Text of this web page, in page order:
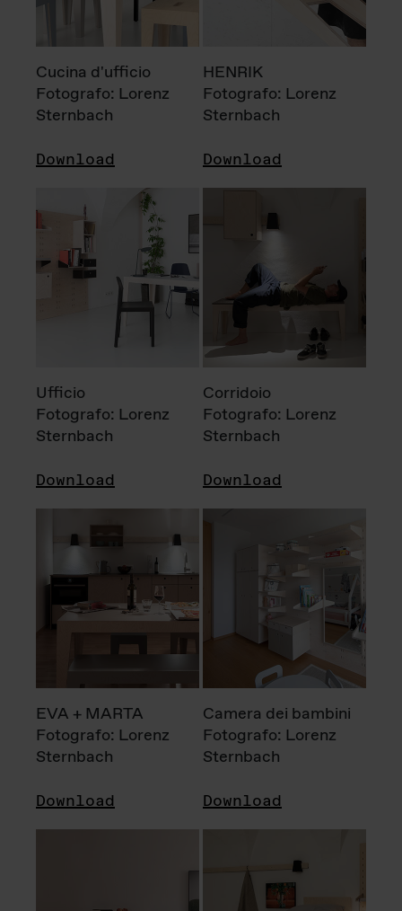
Cucina d'ufficio
Fotografo: Lorenz
Sternbach
Download
HENRIK
Fotografo: Lorenz
Sternbach
Download
Ufficio
Fotografo: Lorenz
Sternbach
Download
Corridoio
Fotografo: Lorenz
Sternbach
Download
EVA + MARTA
Fotografo: Lorenz
Sternbach
Download
Camera dei bambini
Fotografo: Lorenz
Sternbach
Download